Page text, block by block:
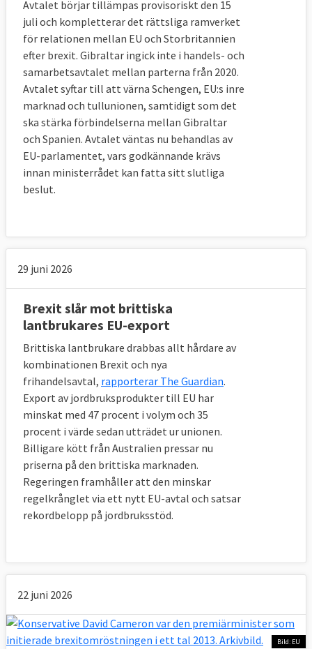
Sammanfattat har parlamentet principen att
ett EU-medlemskap på alla områden måste
vara bättre än att inte vara med.
4. Vad vill Sverige?
Sveriges linje är densamma som EU-linjen.
Sveriges regering och riksdag har liksom
övriga 26 EU-länder, Storbritannien
borträknat, ställt sig bakom det
förhandlingsmandat som EU:s
företagen som finns i Storbritannien ska
kunna verka och bo där som i dag och att
handeln mellan Sverige och Storbritannien
fungerar smidigt efter brexit.
5. Varför lämnar Storbritannien EU?
Eftersom en folkmajoritet röstat för det.
Den direkta orsaken till att Storbritannien
lämnar EU är att en majoritet britter, 51,9
procent mot 48,1 procent, i en
folkomröstning 2016 röstade för brexit.
En i mångas ögon avgörande fråga för
utfallet var en negativ syn på invandring i
Storbritannien. Men det finns även
sammanfattas med att bara britter ska
bestämma om lagar och regler i
Storbritannien. Läs mer nedan om tidningen
The Telegraphs lista över 20 skäl för brexit.
6. Vad har man enats om i
Avtalet börjar tillämpas provisoriskt den 15
juli och kompletterar det rättsliga ramverket
för relationen mellan EU och Storbritannien
efter brexit. Gibraltar ingick inte i handels- och
samarbetsavtalet mellan parterna från 2020.
Avtalet syftar till att värna Schengen, EU:s inre
marknad och tullunionen, samtidigt som det
ska stärka förbindelserna mellan Gibraltar
och Spanien. Avtalet väntas nu behandlas av
EU-parlamentet, vars godkännande krävs
innan ministerrådet kan fatta sitt slutliga
beslut.
29 juni 2026
Brexit slår mot brittiska
lantbrukares EU-export
Brittiska lantbrukare drabbas allt hårdare av
kombinationen Brexit och nya
frihandelsavtal, rapporterar The Guardian.
Export av jordbruksprodukter till EU har
minskat med 47 procent i volym och 35
procent i värde sedan utträdet ur unionen.
Billigare kött från Australien pressar nu
priserna på den brittiska marknaden.
Regeringen framhåller att den minskar
regelkrånglet via ett nytt EU-avtal och satsar
rekordbelopp på jordbruksstöd.
22 juni 2026
Bild: EU